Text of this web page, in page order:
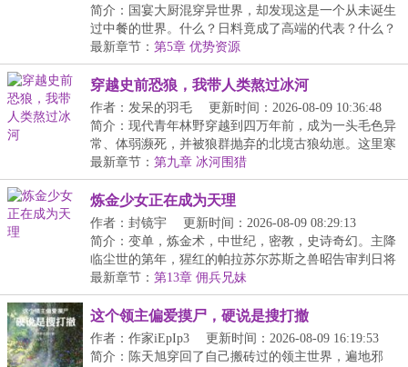
简介：国宴大厨混穿异世界，却发现这是一个从未诞生
过中餐的世界。什么？日料竟成了高端的代表？什么？
韩...
最新章节： 第5章 优势资源
穿越史前恐狼，我带人类熬过冰河
作者：发呆的羽毛
更新时间：2026-08-09 10:36:48
简介：现代青年林野穿越到四万年前，成为一头毛色异
常、体弱濒死，并被狼群抛弃的北境古狼幼崽。这里寒
潮...
最新章节： 第九章 冰河围猎
炼金少女正在成为天理
作者：封镜宇
更新时间：2026-08-09 08:29:13
简介：变单，炼金术，中世纪，密教，史诗奇幻。主降
临尘世的第年，猩红的帕拉苏尔苏斯之兽昭告审判日将
至...
最新章节： 第13章 佣兵兄妹
这个领主偏爱摸尸，硬说是搜打撤
作者：作家iEpIp3
更新时间：2026-08-09 16:19:53
简介：陈天旭穿回了自己搬砖过的领主世界，遍地邪